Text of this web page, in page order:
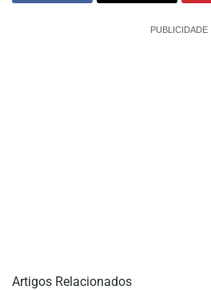
PUBLICIDADE
Artigos Relacionados